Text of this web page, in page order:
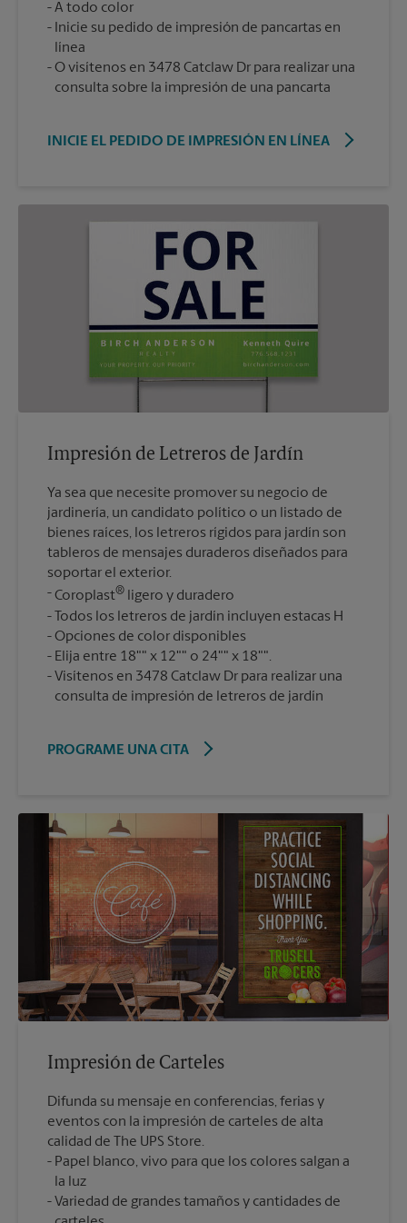
A todo color
Inicie su pedido de impresión de pancartas en
línea
O visítenos en 3478 Catclaw Dr para realizar una
consulta sobre la impresión de una pancarta
INICIE EL PEDIDO DE IMPRESIÓN EN LÍNEA
Impresión de Letreros de Jardín
Ya sea que necesite promover su negocio de
jardinería, un candidato político o un listado de
bienes raíces, los letreros rígidos para jardín son
tableros de mensajes duraderos diseñados para
soportar el exterior.
Coroplast® ligero y duradero
Todos los letreros de jardín incluyen estacas H
Opciones de color disponibles
Elija entre 18"" x 12"" o 24"" x 18"".
Visítenos en 3478 Catclaw Dr para realizar una
consulta de impresión de letreros de jardín
PROGRAME UNA CITA
Impresión de Carteles
Difunda su mensaje en conferencias, ferias y
eventos con la impresión de carteles de alta
calidad de The UPS Store.
Papel blanco, vivo para que los colores salgan a
la luz
Variedad de grandes tamaños y cantidades de